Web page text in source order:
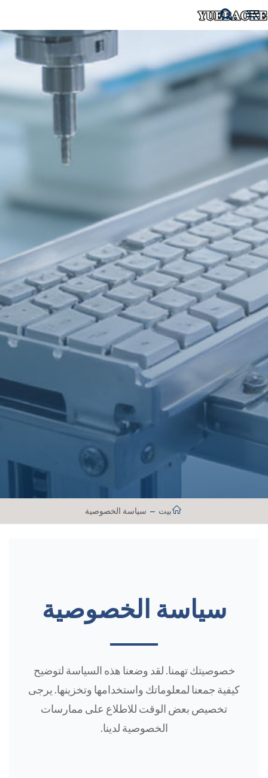
بيت سياسة الخصوصية
سياسة الخصوصية
خصوصيتك تهمنا. لقد وضعنا هذه السياسة لتوضيح
كيفية جمعنا لمعلوماتك واستخدامها وتخزينها. يرجى
تخصيص بعض الوقت للاطلاع على ممارسات
الخصوصية لدينا.